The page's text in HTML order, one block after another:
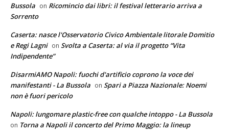
Bussola on Ricomincio dai libri: il festival letterario arriva a
Sorrento
Caserta: nasce l'Osservatorio Civico Ambientale litorale Domitio
e Regi Lagni on Svolta a Caserta: al via il progetto “Vita
Indipendente”
DisarmiAMO Napoli: fuochi d'artificio coprono la voce dei
manifestanti - La Bussola on Spari a Piazza Nazionale: Noemi
non è fuori pericolo
Napoli: lungomare plastic-free con qualche intoppo - La Bussola
on Torna a Napoli il concerto del Primo Maggio: la lineup